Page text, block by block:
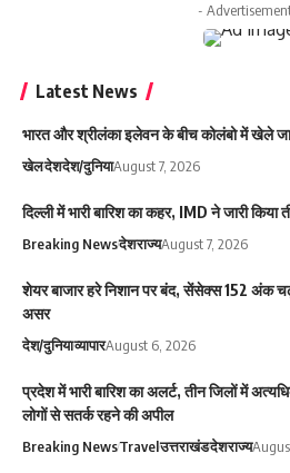
-
Latest News
भारत और श्रीलंका इलेवन के बीच कोलंबो में खेले
खेलदेशदेश/दुनियाAugust 7, 2026
दिल्ली में भारी बारिश का कहर, IMD ने जारी किया
Breaking Newsदेशराज्यAugust 7, 2026
शेयर बाजार हरे निशान पर बंद, सेंसेक्स 152 अंक
असर
देश/दुनियाव्यापारAugust 6, 2026
प्रदेश में भारी बारिश का अलर्ट, तीन जिलों में
लोगों से सतर्क रहने की अपील
Breaking NewsTravelउत्तराखंडदेशराज्य